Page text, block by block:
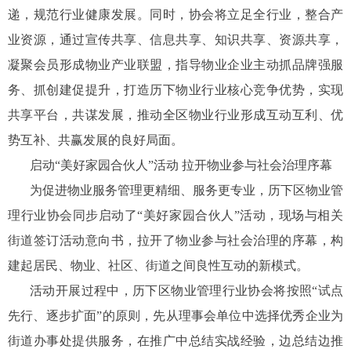
递，规范行业健康发展。同时，协会将立足全行业，整合产
业资源，通过宣传共享、信息共享、知识共享、资源共享，
凝聚会员形成物业产业联盟，指导物业企业主动抓品牌强服
务、抓创建促提升，打造历下物业行业核心竞争优势，实现
共享平台，共谋发展，推动全区物业行业形成互动互利、优
势互补、共赢发展的良好局面。
启动“美好家园合伙人”活动 拉开物业参与社会治理序幕
为促进物业服务管理更精细、服务更专业，历下区物业管
理行业协会同步启动了“美好家园合伙人”活动，现场与相关
街道签订活动意向书，拉开了物业参与社会治理的序幕，构
建起居民、物业、社区、街道之间良性互动的新模式。
活动开展过程中，历下区物业管理行业协会将按照“试点
先行、逐步扩面”的原则，先从理事会单位中选择优秀企业为
街道办事处提供服务，在推广中总结实战经验，边总结边推